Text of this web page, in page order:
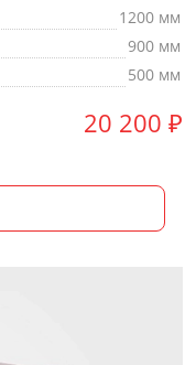
1200 мм
900 мм
500 мм
20 200 ₽